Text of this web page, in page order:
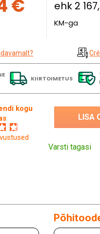
€ ehk 2
KM-ga
KIIRTOIMETUS
kogu
LISA
Varsti tagasi